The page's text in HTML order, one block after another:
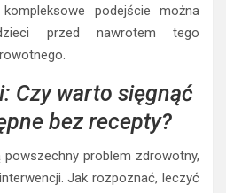
podejście można
przed nawrotem tego
Czy warto sięgnąć
bez recepty?
problem zdrowotny,
Jak rozpoznać, leczyć